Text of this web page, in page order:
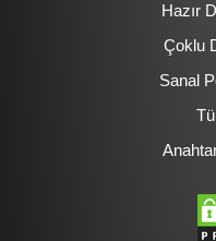
Hazır
Çoklu
Sanal